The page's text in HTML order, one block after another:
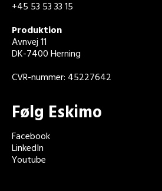
+45 53 53 33 15
Produktion
Avnvej 11
DK-7400 Herning
CVR-nummer: 45227642
Følg Eskimo
Facebook
LinkedIn
Youtube